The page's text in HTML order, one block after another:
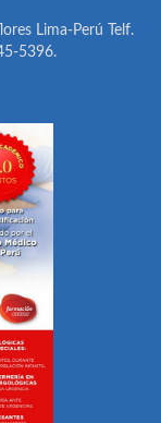
Lima-Perú Telf.
5396.